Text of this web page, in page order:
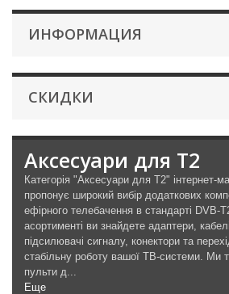
ИНФОРМАЦИЯ
СКИДКИ
Аксесуари для Т2
Категорія "Аксесуари для Т2" інтернет-
пропонує широкий вибір додаткових
ефірного телебачення в стандарті DVB-
асортименті ви знайдете адаптери,
підсилювачі сигналу, конектори та
стабільну роботу вашої ТВ-системи. Ми
пульти д...
Еще